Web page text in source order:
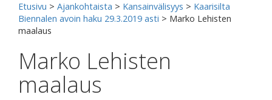
Etusivu > Ajankohtaista > Kansainvälisyys > Kaarisilta
Biennalen avoin haku 29.3.2019 asti > Marko Lehisten
maalaus
Marko Lehisten
maalaus